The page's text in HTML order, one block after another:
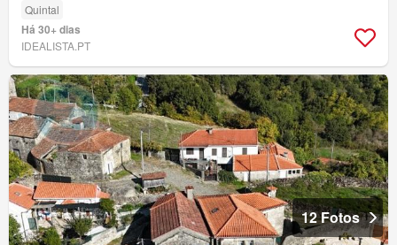
Quintal
Há 30+ dias
IDEALISTA.PT
12 Fotos